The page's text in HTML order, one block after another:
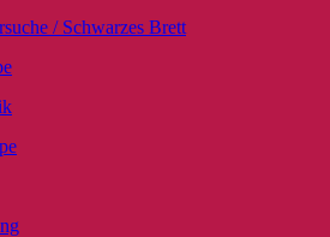
/ Schwarzes Brett